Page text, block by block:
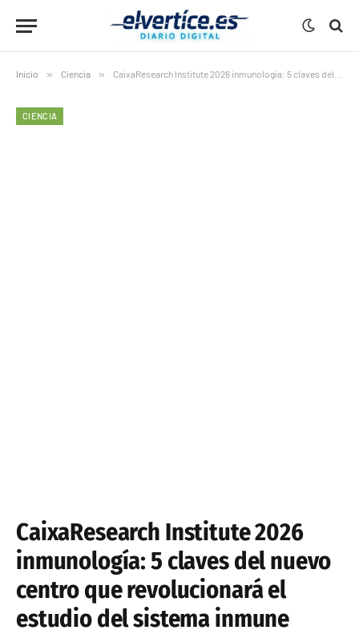
Inicio » Ciencia » CaixaResearch Institute 2026 inmunología: 5 claves del nuevo centro que revolucionará el estudio del sistema inmune
CIENCIA
CaixaResearch Institute 2026
inmunología: 5 claves del nuevo
centro que revolucionará el
estudio del sistema inmune